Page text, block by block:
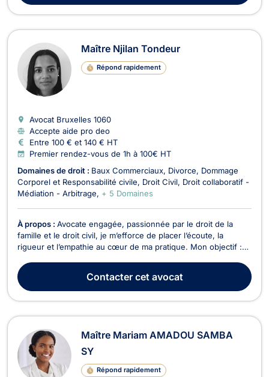
Maître Njilan Tondeur
Répond rapidement
Avocat Bruxelles 1060
Accepte aide pro deo
Entre 100 € et 140 € HT
Premier rendez-vous de 1h à 100€ HT
Domaines de droit : Baux Commerciaux Divorce
Dommage
Corporel et Responsabilité civile
Droit Civil Droit collaboratif -
Médiation - Arbitrage
+ 5 Domaines
À propos : Avocate engagée, passionnée par le droit de la
famille et le droit civil, je m’efforce de placer l’écoute, la
rigueur et l’empathie au cœur de ma pratique. Mon objectif :
sensibles, tout en vous apportant des solutions juridiques
concrètes et personnalisées. Formée aux modes a...
Contactercet avocat
Maître Mariam AMADOU SAMBA
SY
Répond rapidement